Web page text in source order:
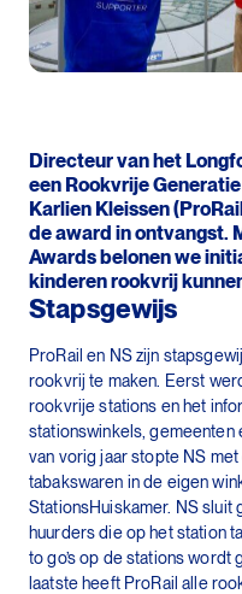
Directeur van het
een Rookvrije
Karlien Kleissen
de award in ontvangst.
Awards belonen we
kinderen rookvrij
Stapsgewijs
ProRail en NS zijn
rookvrij te maken. Eerst
rookvrije stations en het
stationswinkels, gemeenten
van vorig jaar stopte NS
tabakswaren in de eigen
StationsHuiskamer. NS sluit
huurders die op het station
to go’s op de stations wordt
laatste heeft ProRail alle